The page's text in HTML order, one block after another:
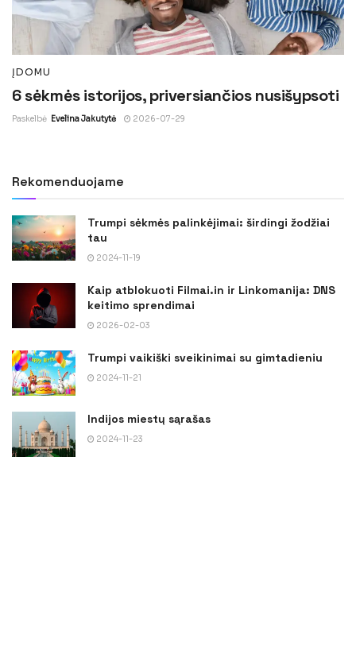
ĮDOMU
6 sėkmės istorijos, priversiančios nusišypsoti
Paskelbė Evelina Jakutytė 2026-07-29
Rekomenduojame
Trumpi sėkmės palinkėjimai: širdingi žodžiai
tau
2024-11-19
Kaip atblokuoti Filmai.in ir Linkomanija: DNS
keitimo sprendimai
2026-02-03
Trumpi vaikiški sveikinimai su gimtadieniu
2024-11-21
Indijos miestų sąrašas
2024-11-23